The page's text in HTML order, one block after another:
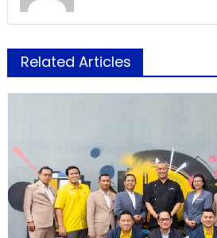
Related Articles